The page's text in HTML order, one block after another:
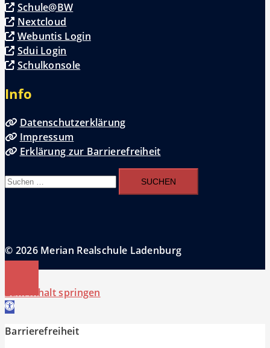
Schule@BW
Nextcloud
Webuntis Login
Sdui Login
Schulkonsole
Info
Datenschutzerklärung
Impressum
Erklärung zur Barrierefreiheit
Suchen
nach:
© 2026 Merian Realschule Ladenburg
Zum Inhalt springen
Werkzeugleiste öffnen
Barrierefreiheit